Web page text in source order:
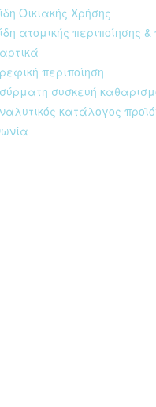
Οικιακής Χρήσης
ατομικής περιποίησης
περιποίηση
συσκευή
κατάλογος